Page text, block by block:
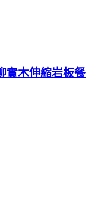
實木伸縮岩板餐